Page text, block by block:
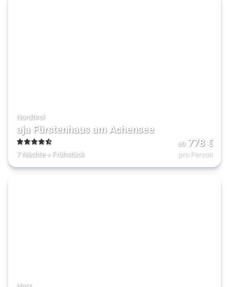
Nordtirol
aja Fürstenhaus am Achensee
4.5
7 Nächte+ Frühstück
ab 778€
pro Person